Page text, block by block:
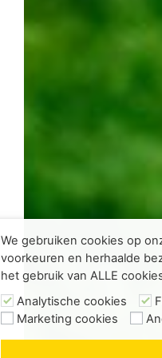
We gebruiken cookies op
voorkeuren en herhaalde
het gebruik van ALLE
Analytische cookies
Marketing cookies